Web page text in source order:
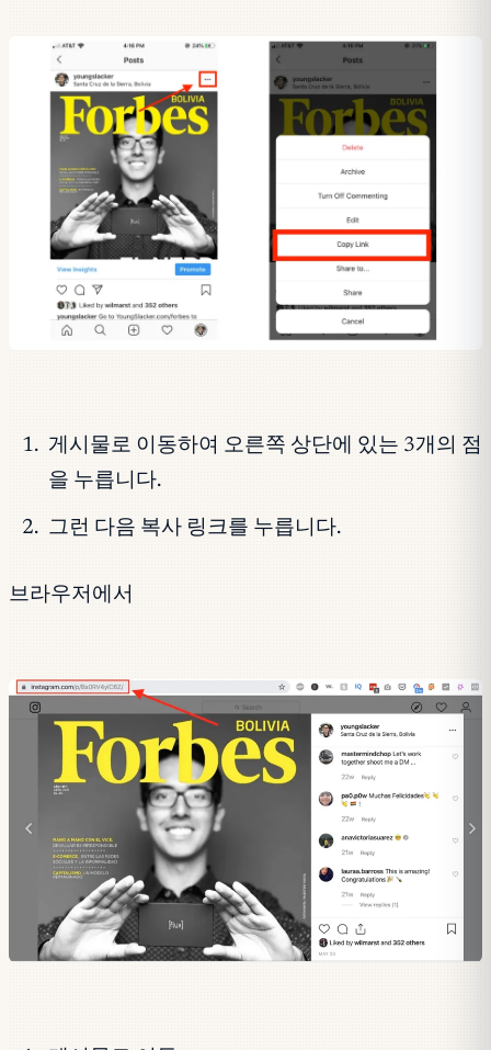
게시물로 이동하여 오른쪽 상단에 있는 3개의 점
을 누릅니다.
그런 다음 복사 링크를 누릅니다.
브라우저에서